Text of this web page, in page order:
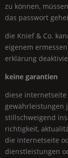
zu können,
das passwort
die Knief & Co.
eigenem
erklärung
keine garantien
diese
gewährleistungen
stillschweigend
richtigkeit,
die internetseite
dienstleistungen